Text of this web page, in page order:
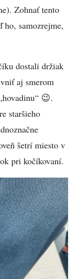
Zohnať tento
ho, samozrejme,
dostali držiak
aj smerom
😉.
staršieho
šetrí miesto v
pri kočíkovaní.